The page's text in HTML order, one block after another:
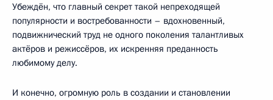
Убеждён, что главный секрет такой непреходящей
популярности и востребованности – вдохновенный,
подвижнический труд не одного поколения талантливых
актёров и режиссёров, их искренняя преданность
любимому делу.
И конечно, огромную роль в создании и становлении